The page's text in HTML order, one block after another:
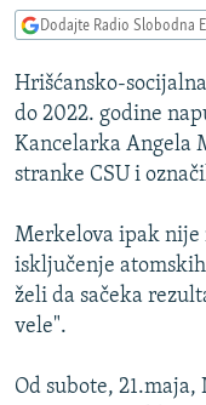
na
VIDEO
FOTOGALERIJE
INFOGRAFIKE
PODCASTI
RAT U UKRAJINI
KINA NA BALKANU
RSE PRIČE IZ
ISPRIČAJ MI
DNEVNO@RSE
SPECIJALI RSE
GENOCID U SREBRENICI
PRATITE NAS
Dodajte Radio Slobodna
Hrišćansko-
do 2022. godine
Kancelarka Angela
stranke CSU i
Merkelova ipak nije
isključenje
želi da sačeka
vele".
Od subote,